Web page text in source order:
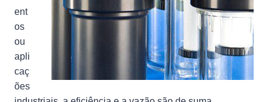
ent
os
ou
apli
caç
ões